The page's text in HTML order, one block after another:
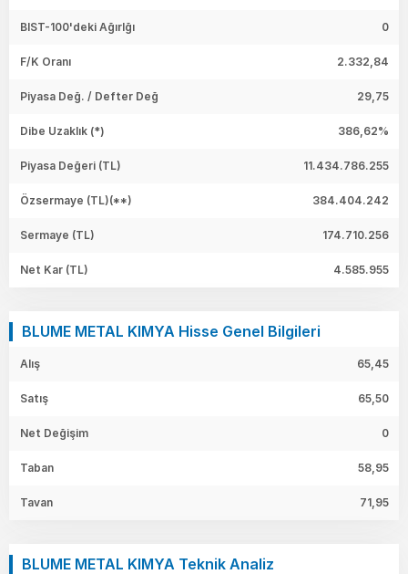
BIST-100'deki Ağırlğı 0
F/K Oranı 2.332,84
Piyasa Değ. / Defter Değ 29,75
Dibe Uzaklık (*) 386,62%
Piyasa Değeri (TL) 11.434.786.255
Özsermaye (TL)(**) 384.404.242
Sermaye (TL) 174.710.256
Net Kar (TL) 4.585.955
BLUME METAL KIMYA Hisse Genel Bilgileri
Alış 65,45
Satış 65,50
Net Değişim 0
Taban 58,95
Tavan 71,95
BLUME METAL KIMYA Teknik Analiz